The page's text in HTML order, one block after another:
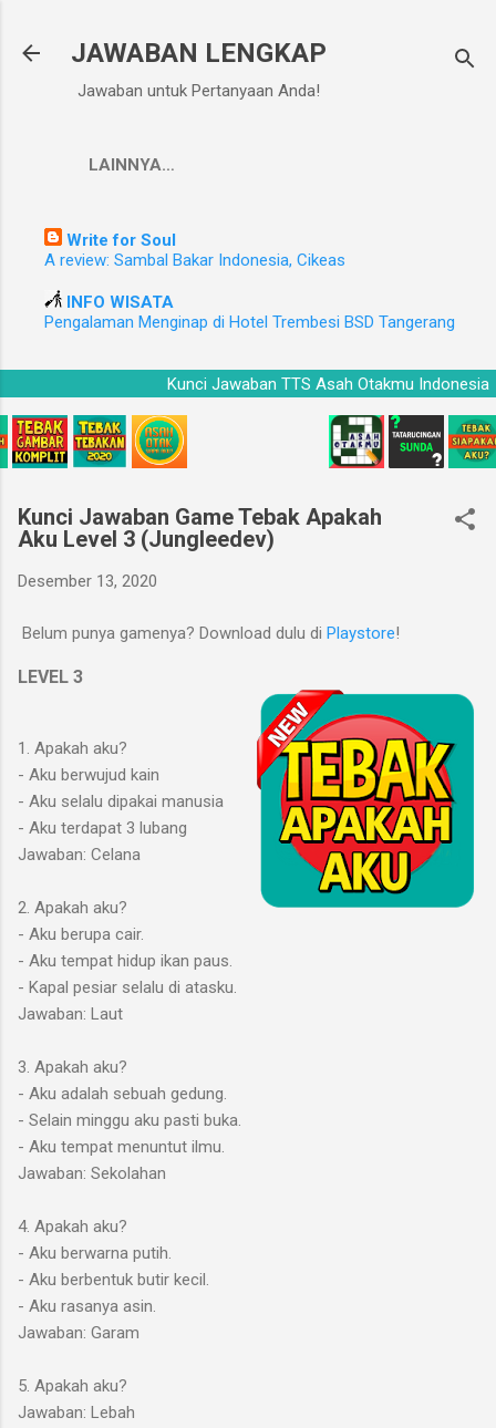
JAWABAN LENGKAP
Jawaban untuk Pertanyaan Anda!
LAINNYA…
Write for Soul
A review: Sambal Bakar Indonesia, Cikeas
INFO WISATA
Pengalaman Menginap di Hotel Trembesi BSD Tangerang
Kunci Jawaban TTS Asah Otakmu
Kunci Jawaban Game Tebak Apakah
Aku Level 3 (Jungleedev)
Desember 13, 2020
Belum punya gamenya? Download dulu di Playstore!
LEVEL 3
1. Apakah aku?
- Aku berwujud kain
- Aku selalu dipakai manusia
- Aku terdapat 3 lubang
Jawaban: Celana
2. Apakah aku?
- Aku berupa cair.
- Aku tempat hidup ikan paus.
- Kapal pesiar selalu di atasku.
Jawaban: Laut
3. Apakah aku?
- Aku adalah sebuah gedung.
- Selain minggu aku pasti buka.
- Aku tempat menuntut ilmu.
Jawaban: Sekolahan
4. Apakah aku?
- Aku berwarna putih.
- Aku berbentuk butir kecil.
- Aku rasanya asin.
Jawaban: Garam
5. Apakah aku?
Jawaban: Lebah